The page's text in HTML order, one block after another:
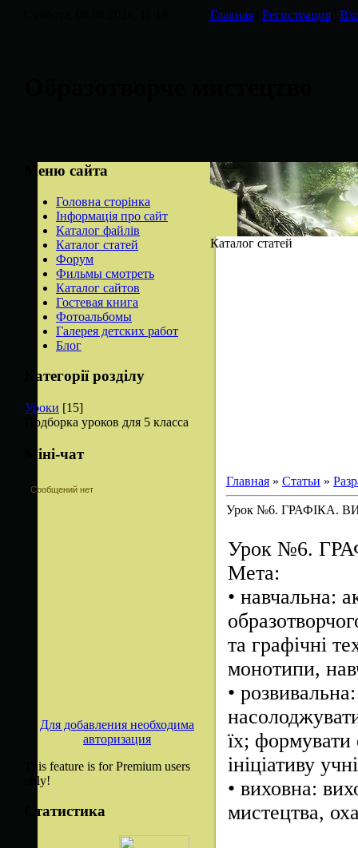
Главная Регистрация
Меню сайта
Головна сторінка
Інформація про сайт
Каталог файлів
Каталог статей
Форум
Фильмы смотреть
Каталог сайтов
Гостевая книга
Фотоальбомы
Галерея детских работ
Блог
Категорії розділу
Уроки [15]
Подборка уроков для 5 класса
Міні-чат
Для добавления необходима
авторизация
This feature is for Premium users
only!
Статистика
Каталог статей
Главная » Статьи »
Урок №6. ГРАФІКА.
Урок №6.
Мета:
• навчальна:
та графічні
монотипи,
•
їх; формувати
ініціативу
• виховна:
мистецтва,